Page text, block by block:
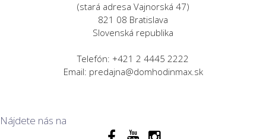
(stará adresa Vajnorská 47)
821 08 Bratislava
Slovenská republika
Telefón: +421 2 4445 2222
Email: predajna@domhodinmax.sk
Nájdete nás na